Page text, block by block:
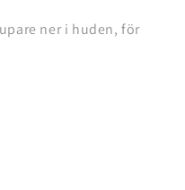
ner i huden, för